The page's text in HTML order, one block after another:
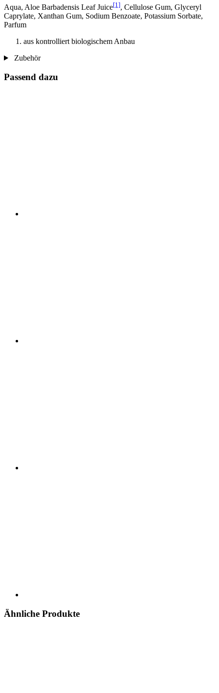
Aqua, Aloe Barbadensis Leaf Juice[1], Cellulose Gum, Glyceryl
Caprylate, Xanthan Gum, Sodium Benzoate, Potassium Sorbate,
Parfum
aus kontrolliert biologischem Anbau
Zubehör
Passend dazu
Ähnliche Produkte